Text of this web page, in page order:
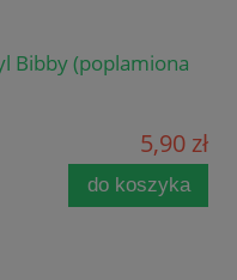
Bibby (poplamiona
5,90 zł
do koszyka